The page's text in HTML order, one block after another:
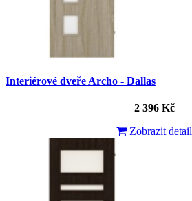
Interiérové dveře Archo - Dallas
2 396 Kč
Zobrazit detail